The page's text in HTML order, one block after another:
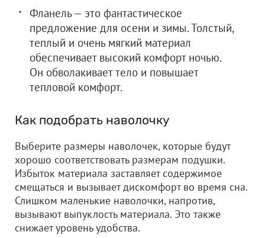
Фланель — это фантастическое
предложение для осени и зимы. Толстый,
теплый и очень мягкий материал
обеспечивает высокий комфорт ночью.
Он обволакивает тело и повышает
тепловой комфорт.
Как подобрать наволочку
Выберите размеры наволочек, которые будут
хорошо соответствовать размерам подушки.
Избыток материала заставляет содержимое
смещаться и вызывает дискомфорт во время сна.
Слишком маленькие наволочки, напротив,
вызывают выпуклость материала. Это также
снижает уровень удобства.